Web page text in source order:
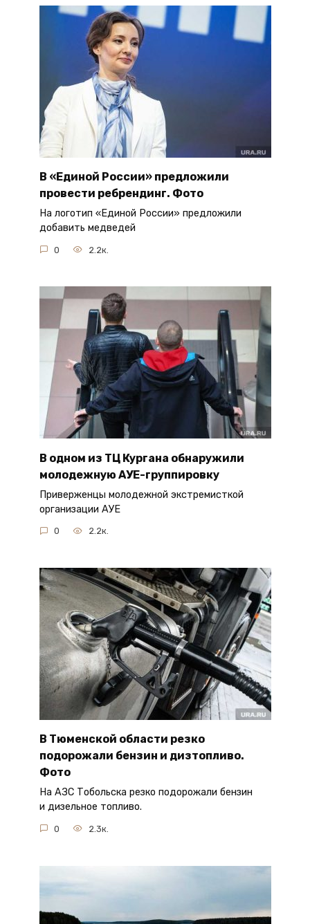
В «Единой России» предложили
провести ребрендинг. Фото
На логотип «Единой России» предложили
добавить медведей
0 2.2к.
В одном из ТЦ Кургана обнаружили
молодежную АУЕ-группировку
Приверженцы молодежной экстремисткой
организации АУЕ
0 2.2к.
В Тюменской области резко
подорожали бензин и дизтопливо.
Фото
На АЗС Тобольска резко подорожали бензин
и дизельное топливо.
0 2.3к.